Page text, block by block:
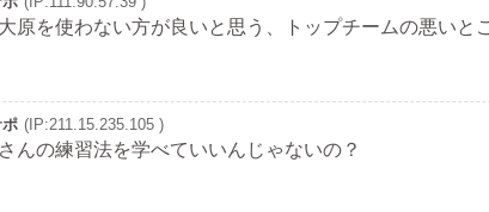
原を使わない方が良いと思う、トップチームの悪いと
(IP:211.15.235.105 )
んの練習法を学べていいんじゃないの？